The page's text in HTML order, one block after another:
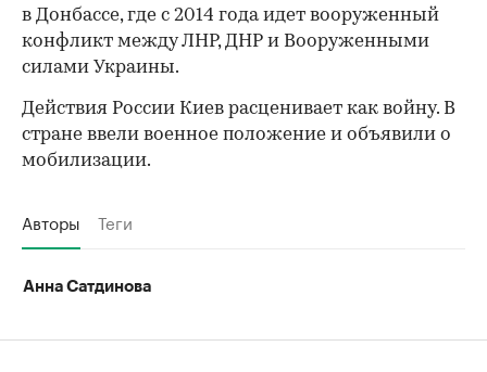
в Донбассе, где с 2014 года идет вооруженный
конфликт между ЛНР, ДНР и Вооруженными
силами Украины.
Действия России Киев расценивает как войну. В
стране ввели военное положение и объявили о
мобилизации.
Авторы Теги
Анна Сатдинова